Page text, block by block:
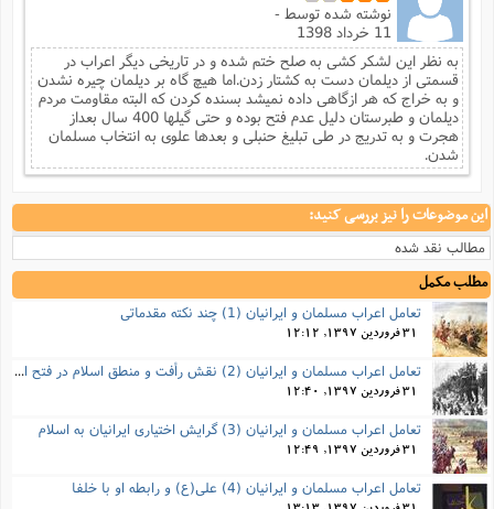
نوشته شده توسط-
11 خرداد 1398
به نظر این لشکر کشی به صلح ختم شده و در تاریخی دیگر اعراب در
قسمتی از دیلمان دست به کشتار زدن.اما هیچ گاه بر دیلمان چیره نشدن
و به خراج که هر ازگاهی داده نمیشد بسنده کردن که البته مقاومت مردم
دیلمان و طبرستان دلیل عدم فتح بوده و حتی گیلها 400 سال بعداز
هجرت و به تدریج در طی تبلیغ حنبلی و بعدها علوی به انتخاب مسلمان
شدن.
این موضوعات را نیز بررسی کنید:
مطالب نقد شده
مطلب مکمل
تعامل اعراب مسلمان و ایرانیان (1) چند نکته مقدماتی
31 فروردین 1397, 12:12
تعامل اعراب مسلمان و ایرانیان (2) نقش رأفت و منطق اسلام در فتح ایران
31 فروردین 1397, 12:40
تعامل اعراب مسلمان و ایرانیان (3) گرایش اختیاری ایرانیان به اسلام
31 فروردین 1397, 12:49
تعامل اعراب مسلمان و ایرانیان (4) علی(ع) و رابطه او با خلفا